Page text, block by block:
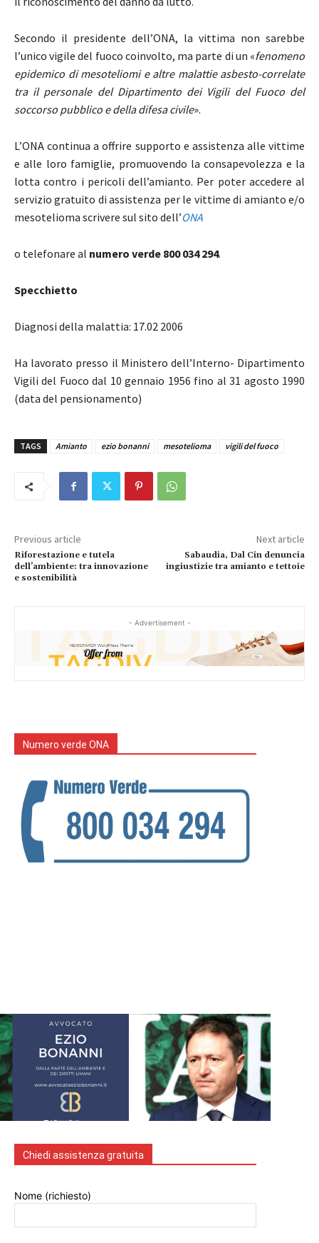
Secondo il presidente dell’ONA, la vittima non sarebbe
l’unico vigile del fuoco coinvolto, ma parte di un «fenomeno
epidemico di mesoteliomi e altre malattie asbesto-correlate
tra il personale del Dipartimento dei Vigili del Fuoco del
soccorso pubblico e della difesa civile».
L’ONA continua a offrire supporto e assistenza alle vittime
e alle loro famiglie, promuovendo la consapevolezza e la
lotta contro i pericoli dell’amianto. Per poter accedere al
servizio gratuito di assistenza per le vittime di amianto e/o
mesotelioma scrivere sul sito dell’ONA
o telefonare al numero verde 800 034 294.
Specchietto
Diagnosi della malattia: 17.02 2006
Ha lavorato presso il Ministero dell’Interno- Dipartimento
Vigili del Fuoco dal 10 gennaio 1956 fino al 31 agosto 1990
(data del pensionamento)
TAGS Amianto ezio bonanni mesotelioma vigili del fuoco
Previous article
Riforestazione e tutela
dell’ambiente: tra innovazione
e sostenibilità
Next article
Sabaudia, Dal Cin denuncia
ingiustizie tra amianto e tettoie
- Advertisement -
Numero verde ONA
Chiedi assistenza gratuita
Nome (richiesto)